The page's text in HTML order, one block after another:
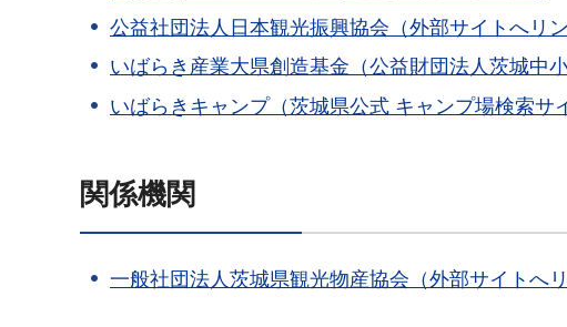
公益社団法人日本観光振興協会（外部サイトへリン
いばらき産業大県創造基金（公益財団法人茨城中
いばらきキャンプ（茨城県公式 キャンプ場検索サ
関係機関
一般社団法人茨城県観光物産協会（外部サイトへリ